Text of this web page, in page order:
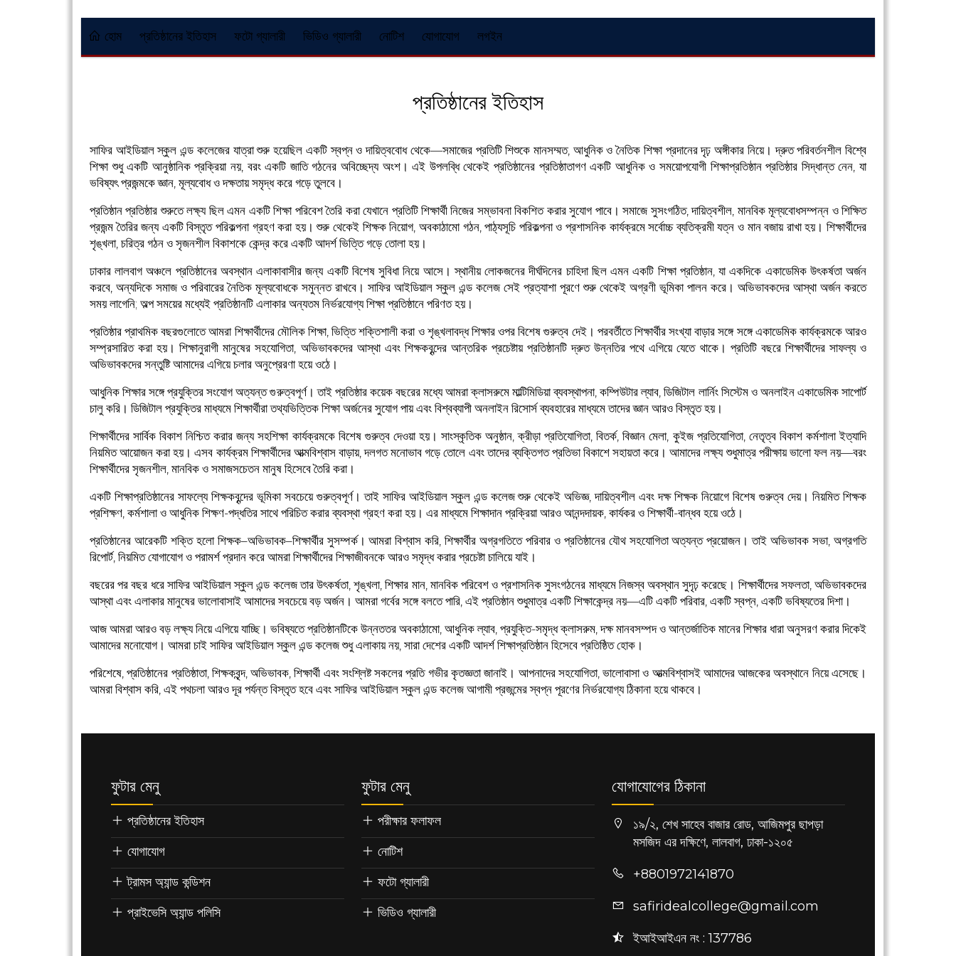
হোম প্রতিষ্ঠানের ইতিহাস ফটো গ্যালারী ভিডিও গ্যালারী নোটিশ যোগাযোগ লগইন
প্রতিষ্ঠানের ইতিহাস
সাফির আইডিয়াল স্কুল এন্ড কলেজের যাত্রা শুরু হয়েছিল একটি স্বপ্ন ও দায়িত্ববোধ থেকে—সমাজের প্রতিটি শিশুকে মানসম্মত, আধুনিক ও নৈতিক শিক্ষা প্রদানের দৃঢ় অঙ্গীকার নিয়ে। দ্রুত পরিবর্তনশীল বিশ্বে
শিক্ষা শুধু একটি আনুষ্ঠানিক প্রক্রিয়া নয়, বরং একটি জাতি গঠনের অবিচ্ছেদ্য অংশ। এই উপলব্ধি থেকেই প্রতিষ্ঠানের প্রতিষ্ঠাতাগণ একটি আধুনিক ও সময়োপযোগী শিক্ষাপ্রতিষ্ঠান প্রতিষ্ঠার সিদ্ধান্ত নেন, যা
ভবিষ্যৎ প্রজন্মকে জ্ঞান, মূল্যবোধ ও দক্ষতায় সমৃদ্ধ করে গড়ে তুলবে।
প্রতিষ্ঠান প্রতিষ্ঠার শুরুতে লক্ষ্য ছিল এমন একটি শিক্ষা পরিবেশ তৈরি করা যেখানে প্রতিটি শিক্ষার্থী নিজের সম্ভাবনা বিকশিত করার সুযোগ পাবে। সমাজে সুসংগঠিত, দায়িত্বশীল, মানবিক মূল্যবোধসম্পন্ন ও শিক্ষিত
প্রজন্ম তৈরির জন্য একটি বিস্তৃত পরিকল্পনা গ্রহণ করা হয়। শুরু থেকেই শিক্ষক নিয়োগ, অবকাঠামো গঠন, পাঠ্যসূচি পরিকল্পনা ও প্রশাসনিক কার্যক্রমে সর্বোচ্চ ব্যতিক্রমী যত্ন ও মান বজায় রাখা হয়। শিক্ষার্থীদের
শৃঙ্খলা, চরিত্র গঠন ও সৃজনশীল বিকাশকে কেন্দ্র করে একটি আদর্শ ভিত্তি গড়ে তোলা হয়।
ঢাকার লালবাগ অঞ্চলে প্রতিষ্ঠানের অবস্থান এলাকাবাসীর জন্য একটি বিশেষ সুবিধা নিয়ে আসে। স্থানীয় লোকজনের দীর্ঘদিনের চাহিদা ছিল এমন একটি শিক্ষা প্রতিষ্ঠান, যা একদিকে একাডেমিক উৎকর্ষতা অর্জন
করবে, অন্যদিকে সমাজ ও পরিবারের নৈতিক মূল্যবোধকে সমুন্নত রাখবে। সাফির আইডিয়াল স্কুল এন্ড কলেজ সেই প্রত্যাশা পূরণে শুরু থেকেই অগ্রণী ভূমিকা পালন করে। অভিভাবকদের আস্থা অর্জন করতে
সময় লাগেনি; অল্প সময়ের মধ্যেই প্রতিষ্ঠানটি এলাকার অন্যতম নির্ভরযোগ্য শিক্ষা প্রতিষ্ঠানে পরিণত হয়।
প্রতিষ্ঠার প্রাথমিক বছরগুলোতে আমরা শিক্ষার্থীদের মৌলিক শিক্ষা, ভিত্তি শক্তিশালী করা ও শৃঙ্খলাবদ্ধ শিক্ষার ওপর বিশেষ গুরুত্ব দেই। পরবর্তীতে শিক্ষার্থীর সংখ্যা বাড়ার সঙ্গে সঙ্গে একাডেমিক কার্যক্রমকে আরও
সম্প্রসারিত করা হয়। শিক্ষানুরাগী মানুষের সহযোগিতা, অভিভাবকদের আস্থা এবং শিক্ষকবৃন্দের আন্তরিক প্রচেষ্টায় প্রতিষ্ঠানটি দ্রুত উন্নতির পথে এগিয়ে যেতে থাকে। প্রতিটি বছরে শিক্ষার্থীদের সাফল্য ও
অভিভাবকদের সন্তুষ্টি আমাদের এগিয়ে চলার অনুপ্রেরণা হয়ে ওঠে।
আধুনিক শিক্ষার সঙ্গে প্রযুক্তির সংযোগ অত্যন্ত গুরুত্বপূর্ণ। তাই প্রতিষ্ঠার কয়েক বছরের মধ্যে আমরা ক্লাসরুমে মাল্টিমিডিয়া ব্যবস্থাপনা, কম্পিউটার ল্যাব, ডিজিটাল লার্নিং সিস্টেম ও অনলাইন একাডেমিক সাপোর্ট
চালু করি। ডিজিটাল প্রযুক্তির মাধ্যমে শিক্ষার্থীরা তথ্যভিত্তিক শিক্ষা অর্জনের সুযোগ পায় এবং বিশ্বব্যাপী অনলাইন রিসোর্স ব্যবহারের মাধ্যমে তাদের জ্ঞান আরও বিস্তৃত হয়।
শিক্ষার্থীদের সার্বিক বিকাশ নিশ্চিত করার জন্য সহশিক্ষা কার্যক্রমকে বিশেষ গুরুত্ব দেওয়া হয়। সাংস্কৃতিক অনুষ্ঠান, ক্রীড়া প্রতিযোগিতা, বিতর্ক, বিজ্ঞান মেলা, কুইজ প্রতিযোগিতা, নেতৃত্ব বিকাশ কর্মশালা ইত্যাদি
নিয়মিত আয়োজন করা হয়। এসব কার্যক্রম শিক্ষার্থীদের আত্মবিশ্বাস বাড়ায়, দলগত মনোভাব গড়ে তোলে এবং তাদের ব্যক্তিগত প্রতিভা বিকাশে সহায়তা করে। আমাদের লক্ষ্য শুধুমাত্র পরীক্ষায় ভালো ফল নয়—বরং
শিক্ষার্থীদের সৃজনশীল, মানবিক ও সমাজসচেতন মানুষ হিসেবে তৈরি করা।
একটি শিক্ষাপ্রতিষ্ঠানের সাফল্যে শিক্ষকবৃন্দের ভূমিকা সবচেয়ে গুরুত্বপূর্ণ। তাই সাফির আইডিয়াল স্কুল এন্ড কলেজ শুরু থেকেই অভিজ্ঞ, দায়িত্বশীল এবং দক্ষ শিক্ষক নিয়োগে বিশেষ গুরুত্ব দেয়। নিয়মিত শিক্ষক
প্রশিক্ষণ, কর্মশালা ও আধুনিক শিক্ষণ-পদ্ধতির সাথে পরিচিত করার ব্যবস্থা গ্রহণ করা হয়। এর মাধ্যমে শিক্ষাদান প্রক্রিয়া আরও আনন্দদায়ক, কার্যকর ও শিক্ষার্থী-বান্ধব হয়ে ওঠে।
প্রতিষ্ঠানের আরেকটি শক্তি হলো শিক্ষক–অভিভাবক–শিক্ষার্থীর সুসম্পর্ক। আমরা বিশ্বাস করি, শিক্ষার্থীর অগ্রগতিতে পরিবার ও প্রতিষ্ঠানের যৌথ সহযোগিতা অত্যন্ত প্রয়োজন। তাই অভিভাবক সভা, অগ্রগতি
রিপোর্ট, নিয়মিত যোগাযোগ ও পরামর্শ প্রদান করে আমরা শিক্ষার্থীদের শিক্ষাজীবনকে আরও সমৃদ্ধ করার প্রচেষ্টা চালিয়ে যাই।
বছরের পর বছর ধরে সাফির আইডিয়াল স্কুল এন্ড কলেজ তার উৎকর্ষতা, শৃঙ্খলা, শিক্ষার মান, মানবিক পরিবেশ ও প্রশাসনিক সুসংগঠনের মাধ্যমে নিজস্ব অবস্থান সুদৃঢ় করেছে। শিক্ষার্থীদের সফলতা, অভিভাবকদের
আস্থা এবং এলাকার মানুষের ভালোবাসাই আমাদের সবচেয়ে বড় অর্জন। আমরা গর্বের সঙ্গে বলতে পারি, এই প্রতিষ্ঠান শুধুমাত্র একটি শিক্ষাকেন্দ্র নয়—এটি একটি পরিবার, একটি স্বপ্ন, একটি ভবিষ্যতের দিশা।
আজ আমরা আরও বড় লক্ষ্য নিয়ে এগিয়ে যাচ্ছি। ভবিষ্যতে প্রতিষ্ঠানটিকে উন্নততর অবকাঠামো, আধুনিক ল্যাব, প্রযুক্তি-সমৃদ্ধ ক্লাসরুম, দক্ষ মানবসম্পদ ও আন্তর্জাতিক মানের শিক্ষার ধারা অনুসরণ করার দিকেই
আমাদের মনোযোগ। আমরা চাই সাফির আইডিয়াল স্কুল এন্ড কলেজ শুধু এলাকায় নয়, সারা দেশের একটি আদর্শ শিক্ষাপ্রতিষ্ঠান হিসেবে প্রতিষ্ঠিত হোক।
পরিশেষে, প্রতিষ্ঠানের প্রতিষ্ঠাতা, শিক্ষকবৃন্দ, অভিভাবক, শিক্ষার্থী এবং সংশ্লিষ্ট সকলের প্রতি গভীর কৃতজ্ঞতা জানাই। আপনাদের সহযোগিতা, ভালোবাসা ও আত্মবিশ্বাসই আমাদের আজকের অবস্থানে নিয়ে এসেছে।
আমরা বিশ্বাস করি, এই পথচলা আরও দূর পর্যন্ত বিস্তৃত হবে এবং সাফির আইডিয়াল স্কুল এন্ড কলেজ আগামী প্রজন্মের স্বপ্ন পূরণের নির্ভরযোগ্য ঠিকানা হয়ে থাকবে।
ফুটার মেনু
প্রতিষ্ঠানের ইতিহাস
যোগাযোগ
ট্রামস অ্যান্ড কন্ডিশন
প্রাইভেসি অ্যান্ড পলিসি
ফুটার মেনু
পরীক্ষার ফলাফল
নোটিশ
ফটো গ্যালারী
ভিডিও গ্যালারী
যোগাযোগের ঠিকানা
১৯/২, শেখ সাহেব বাজার রোড, আজিমপুর ছাপড়া
মসজিদ এর দক্ষিণে, লালবাগ, ঢাকা-১২০৫
+8801972141870
safiridealcollege@gmail.com
ইআইআইএন নং : 137786